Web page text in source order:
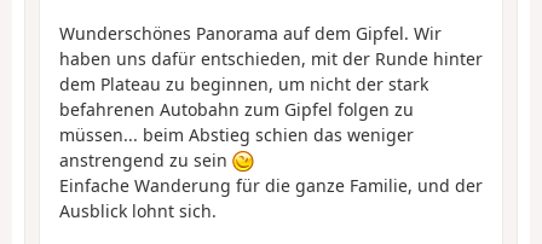
Wunderschönes Panorama auf dem Gipfel. Wir
haben uns dafür entschieden, mit der Runde hinter
dem Plateau zu beginnen, um nicht der stark
befahrenen Autobahn zum Gipfel folgen zu
müssen... beim Abstieg schien das weniger
anstrengend zu sein
Einfache Wanderung für die ganze Familie, und der
Ausblick lohnt sich.